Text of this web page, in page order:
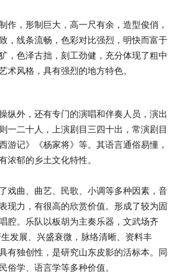
作，形制巨大，高一尺有余，造型俊俏，
，线条流畅，色彩对比强烈，明快而富于
，色泽古拙，刻工劲健，充分体现了粗中
术风格，具有强烈的地方特色。
纵外，还有专门的演唱和伴奏人员，演出
一二十人，上演剧目三四十出，常演剧目
游记》《杨家将》等。其语言通俗易懂，
浓郁的乡土文化特性。
戏曲、曲艺、民歌、小调等多种因素，音
现力，有很高的欣赏价值。形成了较为固
腔。乐队以板胡为主奏乐器，文武场齐
发展、兴盛衰微，脉络清晰、资料丰
有独创性，是研究山东皮影的活标本。同
俗学、语言学等多种价值。